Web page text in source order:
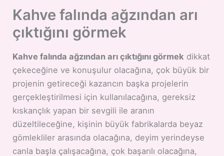
Kahve falında ağzından arı
çıktığını görmek
Kahve falında ağzından arı çıktığını görmek dikkat
çekeceğine ve konuşulur olacağına, çok büyük bir
projenin getireceği kazancın başka projelerin
gerçekleştirilmesi için kullanılacağına, gereksiz
kıskançlık yapan bir sevgili ile aranın
düzeltileceğine, kişinin büyük fabrikalarda beyaz
gömlekliler arasında olacağına, deyim yerindeyse
canla başla çalışacağına, çok başarılı olacağına,